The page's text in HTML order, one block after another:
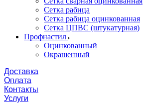
Сетка рабица
Сетка рабица оцинкованная
Сетка ЦПВС (штукатурная)
Профнастил
Оцинкованный
Окрашенный
Доставка
Оплата
Контакты
Услуги